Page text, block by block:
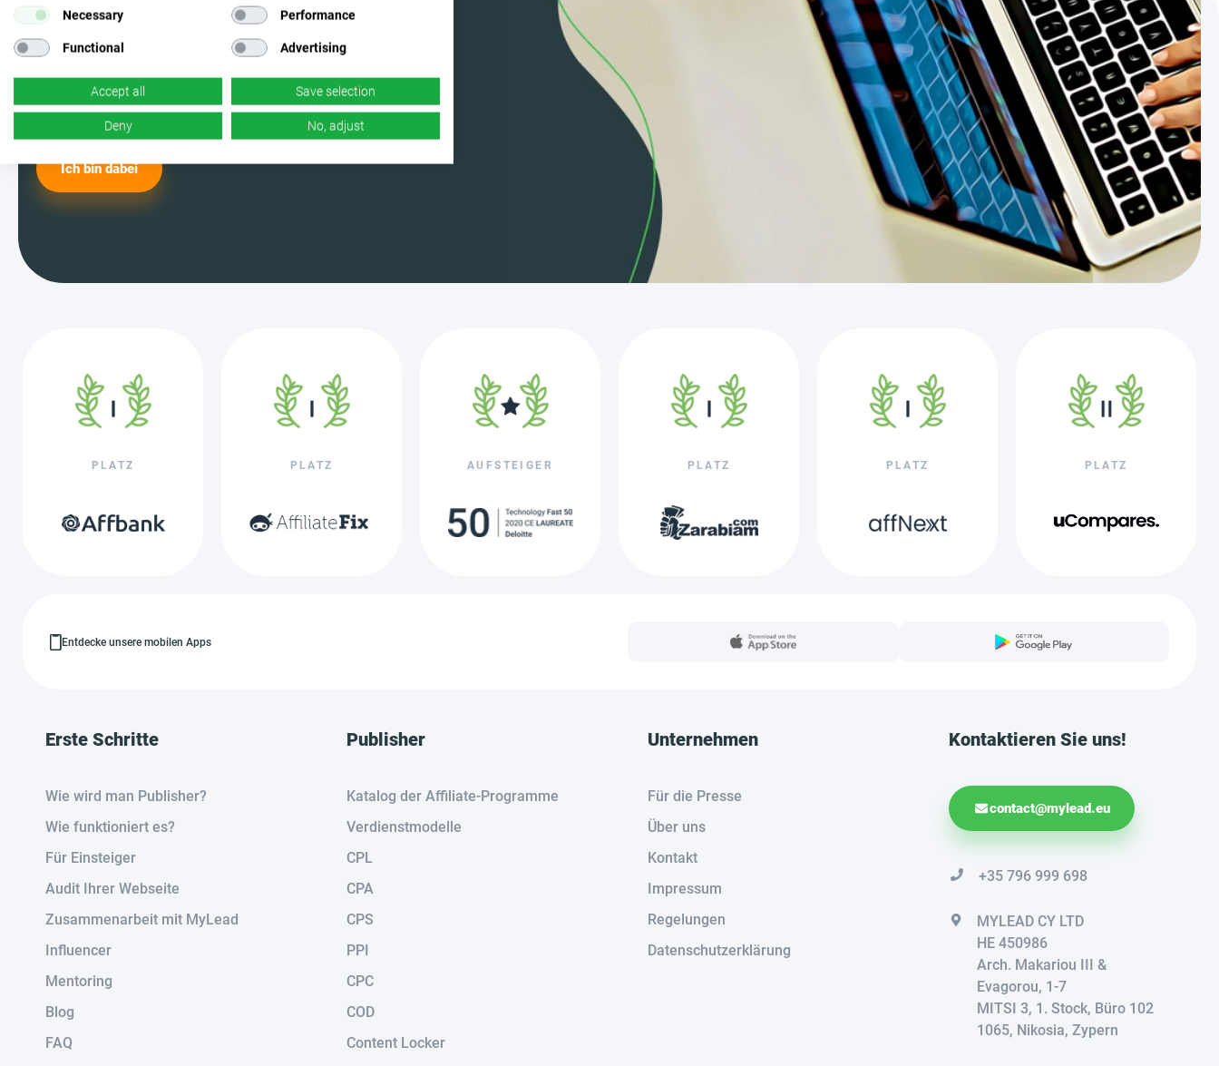
Kampagnen. Ja, du hast richtig
gelesen – wir haben jede Menge
davon.
Ich bin dabei
PLATZ PLATZ AUFSTEIGER PLATZ PLATZ PLATZ
Entdecke unsere mobilen Apps
Erste Schritte
Wie wird man Publisher?
Wie funktioniert es?
Für Einsteiger
Audit Ihrer Webseite
Zusammenarbeit mit MyLead
Influencer
Mentoring
Blog
FAQ
Publisher
Katalog der Affiliate-Programme
Verdienstmodelle
CPL
CPA
CPS
PPI
CPC
COD
Content Locker
Unternehmen
Für die Presse
Über uns
Kontakt
Impressum
Regelungen
Datenschutzerklärung
Kontaktieren Sie uns!
contact@mylead.eu
+35 796 999 698
MYLEAD CY LTD
HE 450986
Arch. Makariou III &
Evagorou, 1-7
MITSI 3, 1. Stock, Büro 102
1065, Nikosia, Zypern
Necessary Performance
Functional Advertising
Accept all Save selection
Deny No, adjust